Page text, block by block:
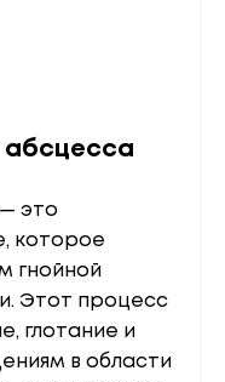
абсцесса
это
которое
гнойной
Этот процесс
глотание и
в области